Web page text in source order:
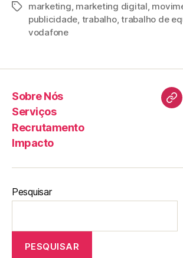
marketing, marketing digital,
publicidade, trabalho,trabalho de
vodafone
Sobre Nós
Serviços
Recrutamento
Impacto
Pesquisar
PESQUISAR